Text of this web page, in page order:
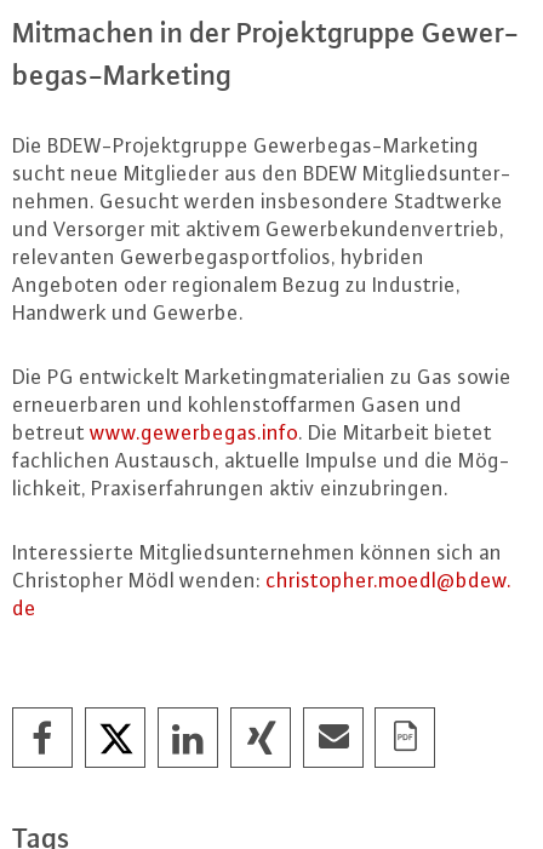
Mitmachen in der Pro­jekt­grup­pe Ge­wer­
be­gas-Mar­ke­ting
Die BDEW-Pro­jekt­grup­pe Ge­wer­be­gas-Mar­ke­ting
sucht neue Mit­glie­der aus den BDEW Mit­glieds­un­ter­
neh­men. Gesucht werden ins­be­son­de­re Stadt­wer­ke
und Versorger mit aktivem Ge­wer­be­kun­den­ver­trieb,
re­le­van­ten Ge­wer­be­ga­sport­fo­li­os, hybriden
Angeboten oder re­gio­na­lem Bezug zu Industrie,
Handwerk und Gewerbe.
Die PG ent­wi­ckelt Mar­ke­ting­ma­te­ria­li­en zu Gas sowie
er­neu­er­ba­ren und koh­len­stoff­ar­men Gasen und
betreut www.​gewerbegas.​info. Die Mitarbeit bietet
fach­li­chen Austausch, aktuelle Impulse und die Mög­
lich­keit, Pra­xis­er­fah­run­gen aktiv ein­zu­brin­gen.
In­ter­es­sier­te Mit­glieds­un­ter­neh­men können sich an
Chris­to­pher Mödl wenden: chris­to­pher.​moedl@​bdew.​
de
Tags